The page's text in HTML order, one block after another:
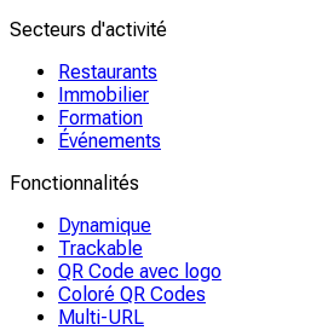
Secteurs d'activité
Restaurants
Immobilier
Formation
Événements
Fonctionnalités
Dynamique
Trackable
QR Code avec logo
Coloré QR Codes
Multi-URL